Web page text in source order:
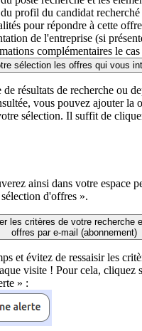
profil du candidat
pour répondre à cette offre
de l'entreprise (si
complémentaires le cas
sélection les offres qui vous
résultats de recherche ou
vous pouvez ajouter la
sélection. Il suffit de
ainsi dans votre espace
d'offres ».
les critères de votre recherche
offres par e-mail (abonnement)
et évitez de ressaisir les
visite ! Pour cela, cliquez
» :